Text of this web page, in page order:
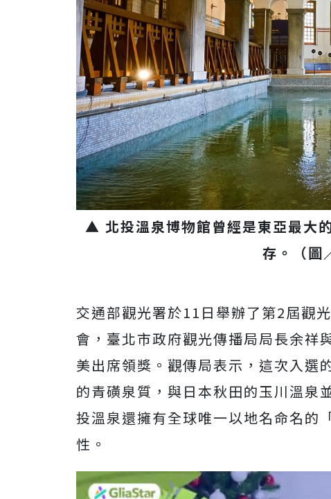
▲ 北投溫泉博物館曾經是東亞最大
存。（圖
交通部觀光署於11日舉辦了第2屆觀
會，臺北市政府觀光傳播局局長余祥
美出席領獎。觀傳局表示，這次入選
的青磺泉質，與日本秋田的玉川溫泉
投溫泉還擁有全球唯一以地名命名的
性。